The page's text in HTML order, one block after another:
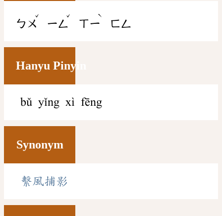
ㄅㄨ
ˇ
ㄧㄥ
ˇ
ㄒㄧ
ˋ
ㄈㄥ
Hanyu Pinyin
bǔ yǐng xì fēng
Synonym
繫風捕影